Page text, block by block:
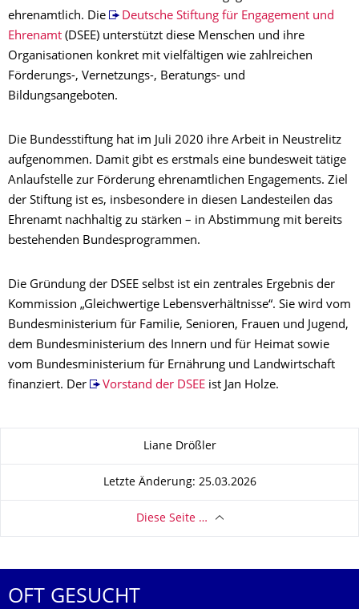
ehrenamtlich. Die
Deutsche Stiftung für Engagement und
Ehrenamt (DSEE) unterstützt diese Menschen und ihre
Organisationen konkret mit vielfältigen wie zahlreichen
Förderungs-, Vernetzungs-, Beratungs- und
Bildungsangeboten.
Die Bundesstiftung hat im Juli 2020 ihre Arbeit in Neustrelitz
aufgenommen. Damit gibt es erstmals eine bundesweit tätige
Anlaufstelle zur Förderung ehrenamtlichen Engagements. Ziel
der Stiftung ist es, insbesondere in diesen Landesteilen das
Ehrenamt nachhaltig zu stärken – in Abstimmung mit bereits
bestehenden Bundesprogrammen.
Die Gründung der DSEE selbst ist ein zentrales Ergebnis der
Kommission „Gleichwertige Lebensverhältnisse“. Sie wird vom
Bundesministerium für Familie, Senioren, Frauen und Jugend,
dem Bundesministerium des Innern und für Heimat sowie
vom Bundesministerium für Ernährung und Landwirtschaft
finanziert. Der
Vorstand der DSEEist Jan Holze.
Liane Drößler
Letzte Änderung: 25.03.2026
Diese Seite …
OFT GESUCHT